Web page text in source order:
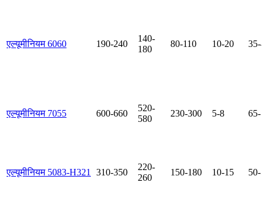
एल्यूमीनियम 6060 190-240
140-
180
80-110 10-20 35-
एल्यूमीनियम 7055 600-660
520-
580
230-300 5-8 65-
एल्यूमीनियम 5083-H321 310-350
220-
260
150-180 10-15 50-